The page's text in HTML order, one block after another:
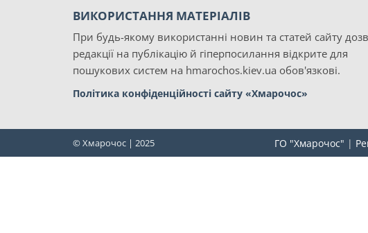
ВИКОРИСТАННЯ МАТЕРІАЛІВ
При будь-якому використанні новин та статей сайту
редакції на публікацію й гіперпосилання відкрите для
пошукових систем на hmarochos.kiev.ua обов'язкові.
Політика конфіденційності сайту «Хмарочос»
© Хмарочос | 2025 ГО "Хмарочос" |